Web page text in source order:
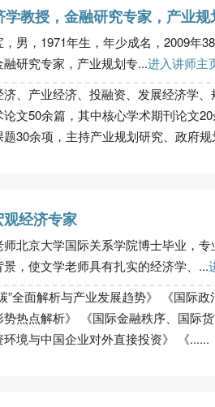
学教授，金融研究专家，产业规
，男，1971年生，年少成名，2009年
研究专家，产业规划专...进入讲师主
济、产业经济、投融资、发展经济学
文50余篇，其中核心学术期刊论文
30余项，主持产业规划研究、政府
经济专家
师北京大学国际关系学院博士毕业，
，使文学老师具有扎实的经济学、...
碳”全面解析与产业发展趋势》 《国际
势热点解析》 《国际金融秩序、国际
环境与中国企业对外直接投资》 《......